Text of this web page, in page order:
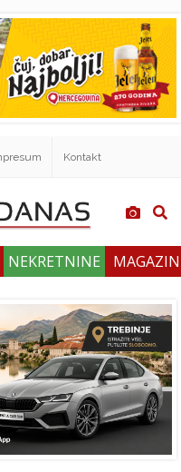
Kontakt
NEKRETNINE